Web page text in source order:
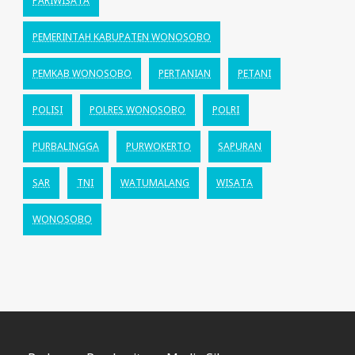
PEMERINTAH KABUPATEN WONOSOBO
PEMKAB WONOSOBO PERTANIAN PETANI
POLISI POLRES WONOSOBO POLRI
PURBALINGGA PURWOKERTO SAPURAN
SAR TNI WATUMALANG WISATA
WONOSOBO